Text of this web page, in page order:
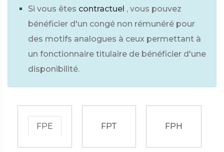
Si vous êtes contractuel , vous pouvez
bénéficier d'un congé non rémunéré pour
des motifs analogues à ceux permettant à
un fonctionnaire titulaire de bénéficier d'une
disponibilité.
FPE FPT FPH